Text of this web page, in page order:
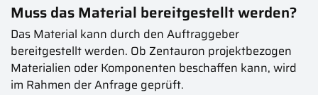
Muss das Material bereitgestellt werden?
Das Material kann durch den Auftraggeber
bereitgestellt werden. Ob Zentauron projektbezogen
Materialien oder Komponenten beschaffen kann, wird
im Rahmen der Anfrage geprüft.